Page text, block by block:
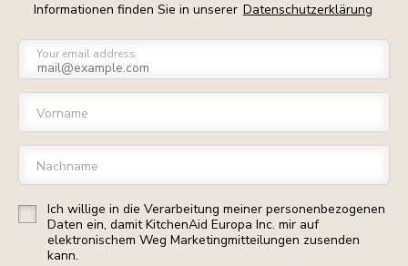
Informationen finden Sie in unserer Datenschutzerklärung
Your email address
Vorname
Nachname
Ich willige in die Verarbeitung meiner personenbezogenen
Daten ein, damit KitchenAid Europa Inc. mir auf
elektronischem Weg Marketingmitteilungen zusenden
kann.